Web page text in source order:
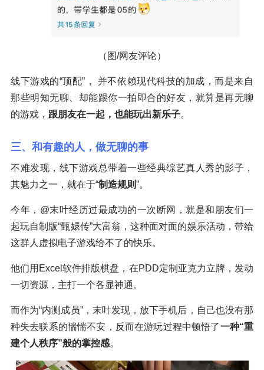
（图/网友评论）
线下游戏的“顶配”， 并不依赖现代科技的加成，而是来自
那些明知无聊、却能跟你一拍即合的好友，就算是再无聊
的游戏， 跟朋友在一起，也能玩出新乐子。
三、和有趣的人，做无聊的事
不难发现，线下游戏总带着一些经典综艺真人秀的影子，
其魅力之一，就在于“制造规则”。
今年，@末叶经历过最成功的一次断网，就是和朋友们一
起玩自制版“甄嬛传”大富翁，这种面对面的娱乐活动，带给
这群人虚拟电子游戏给不了的快乐。
他们用Excel软件排版棋盘，在PDD定制亚克力立牌，发动
一切资源，主打一个各显神通。
而作为“内测成员”，末叶发现，放下手机后，自己也没有那
种失去联系的惴惴不安，反而在游玩过程中顿悟了一种“重
建个人秩序”般的掌控感。